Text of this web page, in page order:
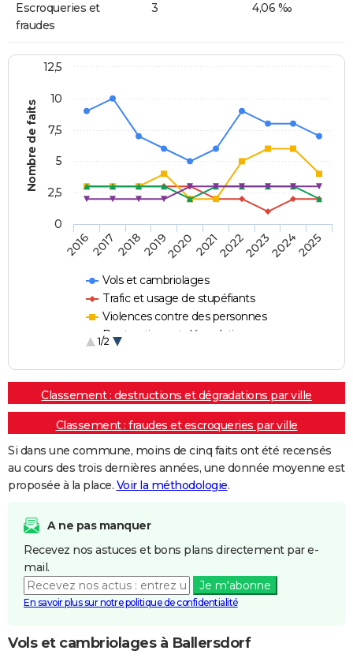
Escroqueries et
fraudes
3 4,06 ‰
Nombre de faits
Vols et cambriolages
Trafic et usage de stupéfiants
Violences contre des personnes
Destructions et dégradations
1/2
2016201720182019202020212022202320242025
0
2,5
5
7,5
10
12,5
Classement : destructions et dégradations par ville
Classement : fraudes et escroqueries par ville
Si dans une commune, moins de cinq faits ont été recensés
au cours des trois dernières années, une donnée moyenne est
proposée à la place. Voir la méthodologie.
A ne pas manquer
Recevez nos astuces et bons plans directement par e-
mail.
Je m'abonne
En savoir plus sur notre politique de confidentialité
Vols et cambriolages à Ballersdorf